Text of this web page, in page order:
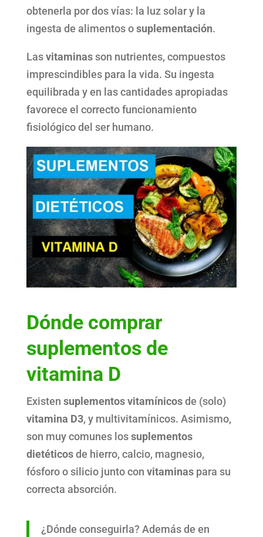
obtenerla por dos vías: la luz solar y la
ingesta de alimentos osuplementación.
Lasvitaminasson nutrientes, compuestos
imprescindibles para la vida. Su ingesta
equilibrada y en las cantidades apropiadas
favorece el correcto funcionamiento
fisiológico del ser humano.
Dónde comprar
suplementos de
vitamina D
Existen suplementos vitamínicosde (solo)
vitamina D3, y multivitamínicos. Asimismo,
son muy comunes lossuplementos
dietéticosde hierro, calcio, magnesio,
fósforo o silicio junto con vitaminaspara su
correcta absorción.
¿Dónde conseguirla? Además de en